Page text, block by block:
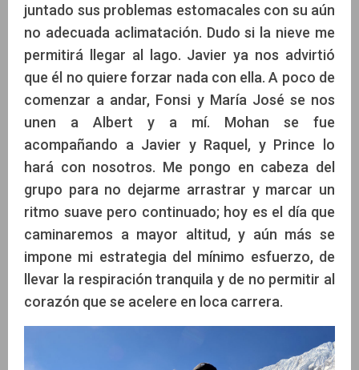
juntado sus problemas estomacales con su aún
no adecuada aclimatación. Dudo si la nieve me
permitirá llegar al lago. Javier ya nos advirtió
que él no quiere forzar nada con ella. A poco de
comenzar a andar, Fonsi y María José se nos
unen a Albert y a mí. Mohan se fue
acompañando a Javier y Raquel, y Prince lo
hará con nosotros. Me pongo en cabeza del
grupo para no dejarme arrastrar y marcar un
ritmo suave pero continuado; hoy es el día que
caminaremos a mayor altitud, y aún más se
impone mi estrategia del mínimo esfuerzo, de
llevar la respiración tranquila y de no permitir al
corazón que se acelere en loca carrera.